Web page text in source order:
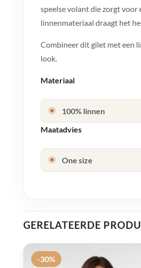
speelse volant die zorgt
linnenmateriaal draagt het
Combineer dit gilet met een
look.
Materiaal
100% linnen
Maatadvies
One size
GERELATEERDE
-30%